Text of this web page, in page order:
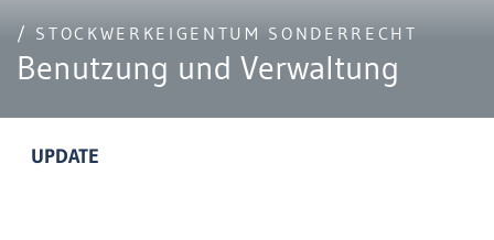
/ STOCKWERKEIGENTUM SONDERRECHT
Benutzung und Verwaltung
UPDATE